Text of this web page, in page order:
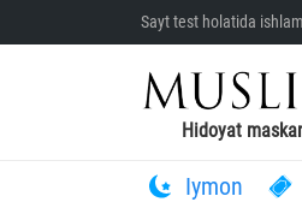
Sayt test holatida
Hidoyat
Iymon